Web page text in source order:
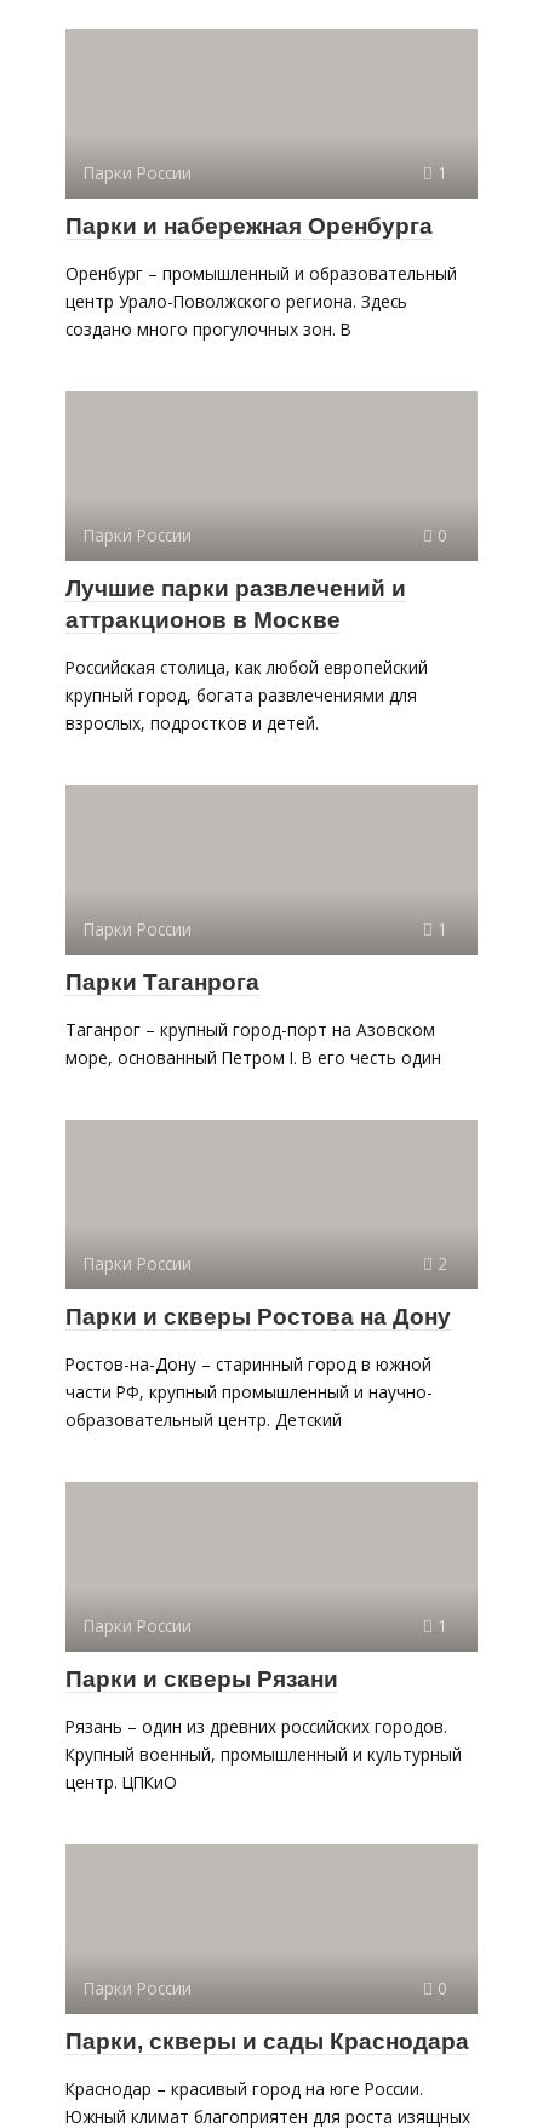
Парки России 1
Парки и набережная Оренбурга
Оренбург – промышленный и образовательный
центр Урало-Поволжского региона. Здесь
создано много прогулочных зон. В
Парки России 0
Лучшие парки развлечений и
аттракционов в Москве
Российская столица, как любой европейский
крупный город, богата развлечениями для
взрослых, подростков и детей.
Парки России 1
Парки Таганрога
Таганрог – крупный город-порт на Азовском
море, основанный Петром I. В его честь один
Парки России 2
Парки и скверы Ростова на Дону
Ростов-на-Дону – старинный город в южной
части РФ, крупный промышленный и научно-
образовательный центр. Детский
Парки России 1
Парки и скверы Рязани
Рязань – один из древних российских городов.
Крупный военный, промышленный и культурный
центр. ЦПКиО
Парки России 0
Парки, скверы и сады Краснодара
Краснодар – красивый город на юге России.
Южный климат благоприятен для роста изящных